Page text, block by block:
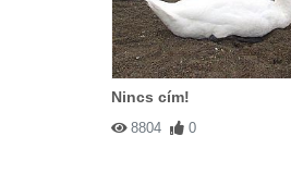
Nincs cím!
8804 0